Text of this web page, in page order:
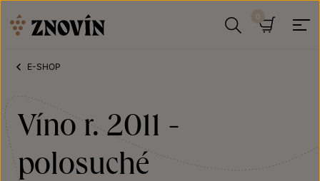
E-SHOP
Víno r. 2011 -
polosuché